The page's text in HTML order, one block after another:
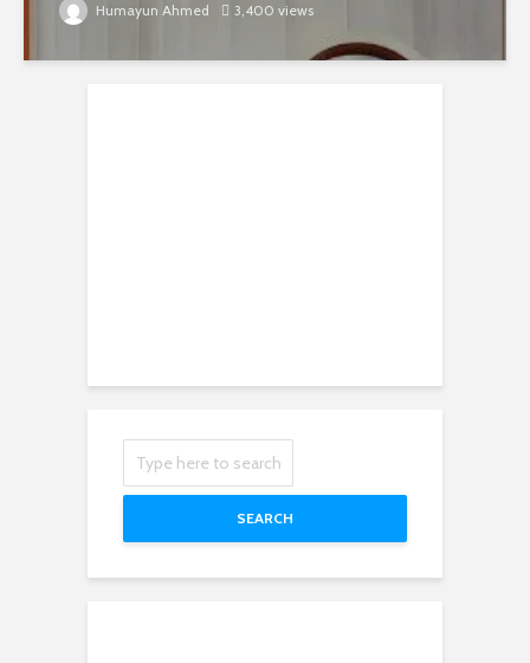
Humayun Ahmed 3,400 views
SEARCH